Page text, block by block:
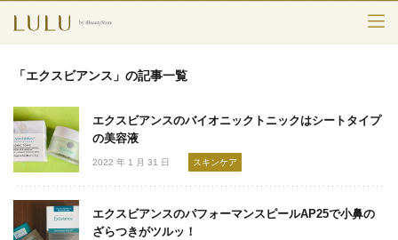
スキンケア
メークアップ
エイジングケア
「エクスビアンス」の記事一覧
エクスビアンスのバイオニックトニックはシートタイプ
の美容液
2022 年 1 月 31 日 スキンケア
エクスビアンスのパフォーマンスピールAP25で小鼻の
ざらつきがツルッ！